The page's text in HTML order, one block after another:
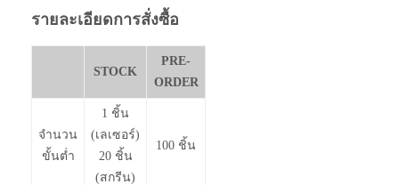
รายละเอียดการสั่งซื้อ
STOCK
PRE-
ORDER
จำนวน
ขั้นต่ำ
1 ชิ้น
(เลเซอร์)
20 ชิ้น
(สกรีน)
100 ชิ้น